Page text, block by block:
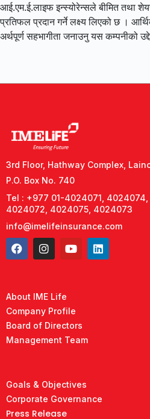
आई.एम.ई.लाइफ इन्स्योरेन्सले बीमित तथा
प्रतिफल प्रदान गर्ने लक्ष्य लिएको छ ।
अर्थपूर्ण सहभागीता जनाउनु यस कम्पनीको
3rd Floor, Hathway Complex,
P.O. Box No. 740
Tel : +977 01-4024071, 4024074,
4024072, 4024075, 4024073
info@imelifeinsurance.com
About IME Life
Company Profile
Board of Directors
Management Team
Goals & Objectives
Corporate Governance
Press Release